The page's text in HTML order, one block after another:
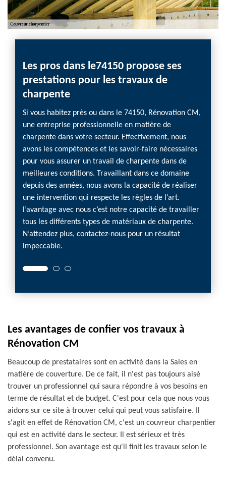
Les pros dans le74150 propose ses
prestations pour les travaux de
charpente
Si vous habitez près ou dans le 74150, Rénovation CM,
une entreprise professionnelle en matière de
charpente dans votre secteur. Effectivement, nous
avons les compétences et les savoir-faire nécessaires
pour vous assurer un travail de charpente dans de
meilleures conditions. Travaillant dans ce domaine
depuis des années, nous avons la capacité de réaliser
une intervention qui respecte les règles de l’art.
l’avantage avec nous c’est notre capacité de travailler
tous les différents types de matériaux de charpente.
N’attendez plus, contactez-nous pour un résultat
impeccable.
Les avantages de confier vos travaux à
Rénovation CM
Beaucoup de prestataires sont en activité dans la Sales en
matière de couverture. De ce fait, il n'est pas toujours aisé
trouver un professionnel qui saura répondre à vos besoins en
terme de résultat et de budget. C'est pour cela que nous vous
aidons sur ce site à trouver celui qui peut vous satisfaire. Il
s'agit en effet de Rénovation CM, c'est un couvreur charpentier
qui est en activité dans le secteur. Il est sérieux et très
professionnel. Son avantage est qu'il finit les travaux selon le
délai convenu.